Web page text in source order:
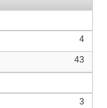
4
43
3